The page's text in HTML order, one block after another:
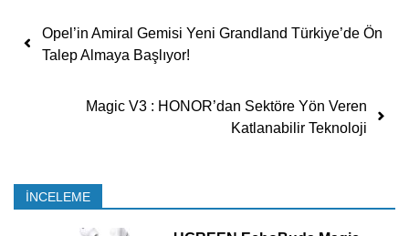
Yazı dolaşımı
Opel’in Amiral Gemisi Yeni Grandland Türkiye’de Ön
Talep Almaya Başlıyor!
Magic V3 : HONOR’dan Sektöre Yön Veren
Katlanabilir Teknoloji
İNCELEME